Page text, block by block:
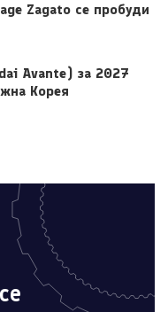
Zagato се пробуди
Avante) за 2027
Корея